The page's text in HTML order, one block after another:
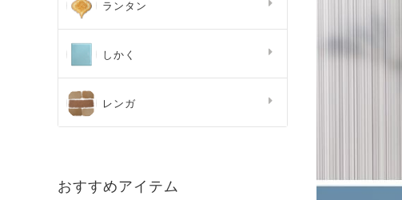
ランタン
しかく
レンガ
おすすめアイテム